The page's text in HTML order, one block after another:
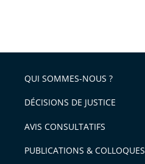
QUI SOMMES-NOUS ?
DÉCISIONS DE JUSTICE
AVIS CONSULTATIFS
PUBLICATIONS & COLLOQUES